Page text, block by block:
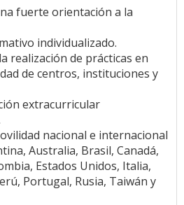
fuerte orientación a la
individualizado.
realización de prácticas en
de centros, instituciones y
extracurricular
nacional e internacional
Australia, Brasil, Canadá,
Estados Unidos, Italia,
Portugal, Rusia, Taiwán y